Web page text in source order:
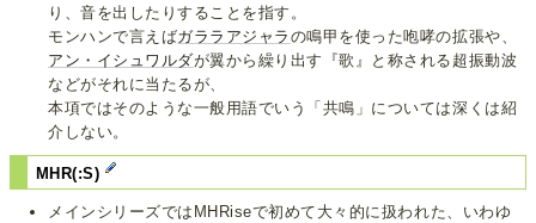
り、音を出したりすることを指す。
モンハンで言えばガララアジャラ の鳴甲を使った咆哮の拡張や、
アン・イシュワルダが翼から繰り出す『歌』と称される超振動波
などがそれに当たるが、
本項ではそのような一般用語でいう「共鳴」については深くは紹
介しない。
MHR(:S)
メインシリーズではMHRiseで初めて大々的に扱われた、いわゆ